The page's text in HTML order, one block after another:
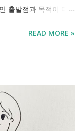
출발점과 목적이 다
바라는 마음에 쉽게
로 조건부수급자 운영
대상 취업을 원하는
능력이 있는 생계급여
READ MORE »